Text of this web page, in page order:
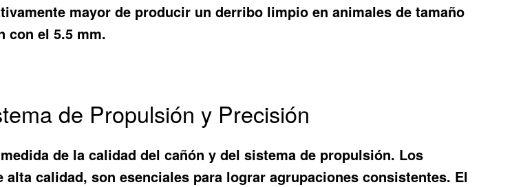
mayor de producir un derribo limpio en animales de tamaño
con el 5.5 mm.
de Propulsión y Precisión
de la calidad del cañón y del sistema de propulsión. Los
calidad, son esenciales para lograr agrupaciones consistentes. El